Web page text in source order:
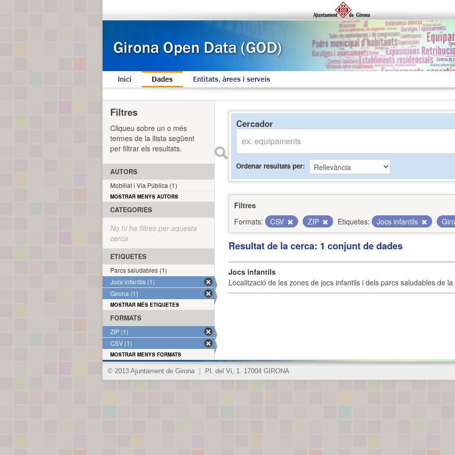
Inici Dades Entitats, àrees i serveis
Cercador
Ordenar resultats per
Filtres
Formats:
CSV ZIP Etiquetes: Jocs infantils
Resultat de la cerca: 1 conjunt de dades
Jocs infantils
Localització de les zones de jocs infantils i dels parcs saludables de
Filtres
Cliqueu sobre un o més
termes de la llista següent
per filtrar els resultats.
AUTORS
Mobiliat i Via Pública (1)
MOSTRAR MENYS AUTORS
CATEGORIES
No hi ha filtres per aquesta
cerca
ETIQUETES
Parcs saludables (1)
Jocs infantils (1)
Girona (1)
MOSTRAR MÉS ETIQUETES
FORMATS
ZIP (1)
CSV (1)
MOSTRAR MENYS FORMATS
© 2013 Ajuntament de Girona Pl. del Vi, 1. 17004 GIRONA